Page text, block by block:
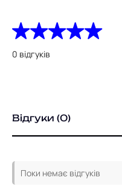
0 відгуків
Відгуки (0)
Поки немає відгуків